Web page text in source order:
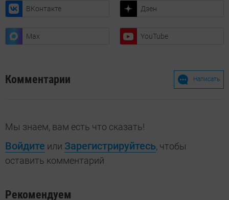
ВКонтакте Дзен
Max YouTube
Комментарии Написать
Мы знаем, вам есть что сказать!
Войдите или Зарегистрируйтесь, чтобы
оставить комментарий
Рекомендуем